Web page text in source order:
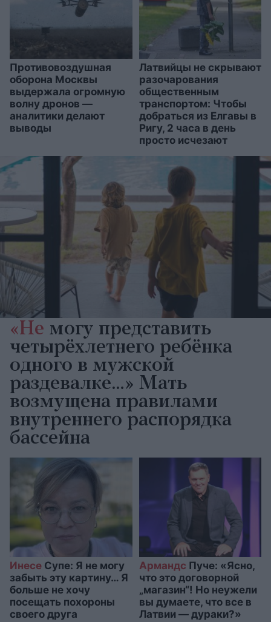
Противовоздушная
оборона Москвы
выдержала огромную
волну дронов —
аналитики делают
выводы
Латвийцы не скрывают
разочарования
общественным
транспортом: Чтобы
добраться из Елгавы в
Ригу, 2 часа в день
просто исчезают
«Не могу представить
четырёхлетнего ребёнка
одного в мужской
раздевалке…» Мать
возмущена правилами
внутреннего распорядка
бассейна
Инесе Супе: Я не могу
забыть эту картину… Я
больше не хочу
посещать похороны
своего друга
Армандс Пуче: «Ясно,
что это договорной
„магазин“! Но неужели
вы думаете, что все в
Латвии — дураки?»